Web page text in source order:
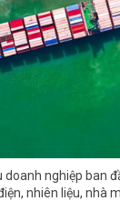
doanh nghiệp ban
nhiên liệu, nhà